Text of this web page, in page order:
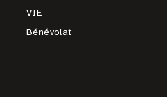
VIE
Bénévolat